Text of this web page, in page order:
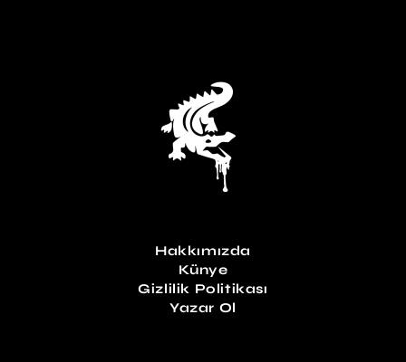
Hakkımızda
Künye
Gizlilik Politikası
Yazar Ol